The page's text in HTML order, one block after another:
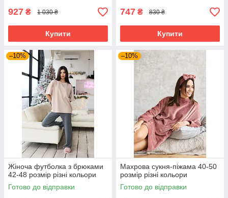
927 ₴ 1 030 ₴
Купити
747 ₴ 830 ₴
Купити
–10%
Жіноча футболка з брюками
42-48 розмір різні кольори
Готово до відправки
–10%
Махрова сукня-піжама 40-50
розмір різні кольори
Готово до відправки